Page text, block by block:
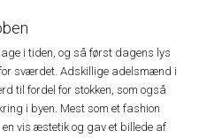
i tiden, og så først dagens lys
sværdet. Adskillige adelsmænd i
til fordel for stokken, som også
i byen. Mest som et fashion
vis æstetik og gav et billede af